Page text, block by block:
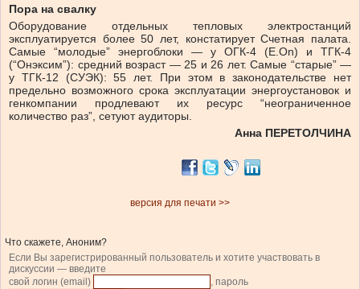
Пора на свалку
Оборудование отдельных тепловых электростанций
эксплуатируется более 50 лет, констатирует Счетная палата.
Самые “молодые” энергоблоки — у ОГК-4 (E.On) и ТГК-4
(“Онэксим”): средний возраст — 25 и 26 лет. Самые “старые” —
у ТГК-12 (СУЭК): 55 лет. При этом в законодательстве нет
предельно возможного срока эксплуатации энергоустановок и
генкомпании продлевают их ресурс “неограниченное
количество раз”, сетуют аудиторы.
Анна ПЕРЕТОЛЧИНА
версия для печати >>
Что скажете, Аноним?
Если Вы зарегистрированный пользователь и хотите участвовать в
дискуссии — введите
свой логин (email)
, пароль